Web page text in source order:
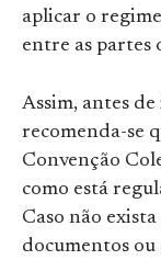
aplicar o
entre as partes
Assim, antes
recomenda-se
Convenção
como está
Caso não
documentos ou